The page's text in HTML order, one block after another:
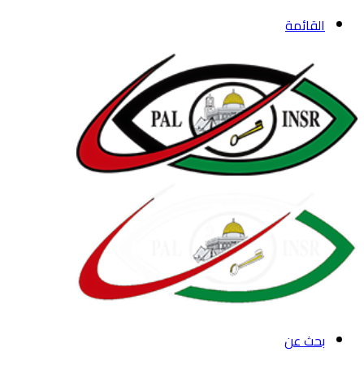
القائمة
بحث عن